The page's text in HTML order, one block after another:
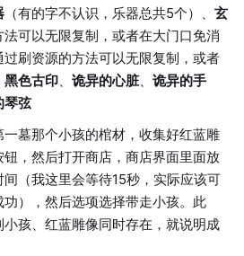
（有的字不认识，乐器总共5个）、 玄
法可以无限复制，或者在大门口免消
过刷资源的方法可以无限复制，或者
黑色古印 诡异的心脏、 诡异的手
琴弦
一墓那个小孩的棺材，收集好红蓝雕
，然后打开商店，商店界面里面放
（我这里会等待15秒，实际应该可
），然后选项选择带走小孩。此
孩、红蓝雕像同时存在，就说明成